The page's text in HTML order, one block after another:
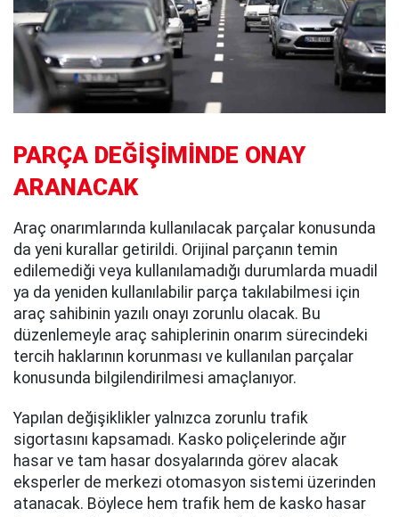
PARÇA DEĞİŞİMİNDE ONAY
ARANACAK
Araç onarımlarında kullanılacak parçalar konusunda
da yeni kurallar getirildi. Orijinal parçanın temin
edilemediği veya kullanılamadığı durumlarda muadil
ya da yeniden kullanılabilir parça takılabilmesi için
araç sahibinin yazılı onayı zorunlu olacak. Bu
düzenlemeyle araç sahiplerinin onarım sürecindeki
tercih haklarının korunması ve kullanılan parçalar
konusunda bilgilendirilmesi amaçlanıyor.
Yapılan değişiklikler yalnızca zorunlu trafik
sigortasını kapsamadı. Kasko poliçelerinde ağır
hasar ve tam hasar dosyalarında görev alacak
eksperler de merkezi otomasyon sistemi üzerinden
atanacak. Böylece hem trafik hem de kasko hasar